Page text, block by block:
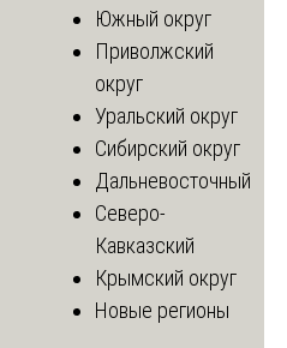
Южный округ
Приволжский
округ
Уральский округ
Сибирский округ
Дальневосточный
Северо-
Кавказский
Крымский округ
Новые регионы